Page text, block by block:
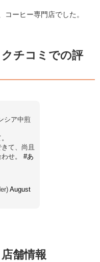
ーヒー専門店でした。
チコミでの評
シア中煎
て、尚且
せ。 #あ
August
舗情報